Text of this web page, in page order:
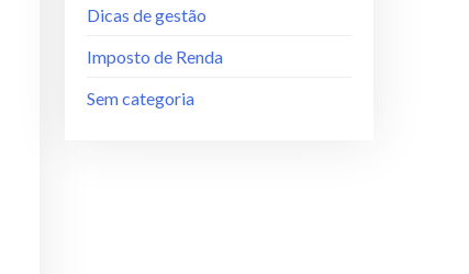
Dicas de gestão
Imposto de Renda
Sem categoria